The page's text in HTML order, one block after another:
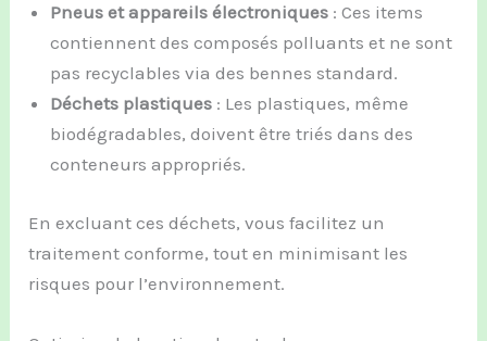
Pneus et appareils électroniques : Ces items
contiennent des composés polluants et ne sont
pas recyclables via des bennes standard.
Déchets plastiques : Les plastiques, même
biodégradables, doivent être triés dans des
conteneurs appropriés.
En excluant ces déchets, vous facilitez un
traitement conforme, tout en minimisant les
risques pour l’environnement.